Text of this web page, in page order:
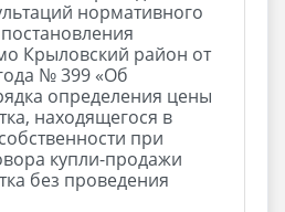
нормативного
Крыловский район от
№ 399 «Об
определения цены
находящегося в
при
купли-продажи
без проведения